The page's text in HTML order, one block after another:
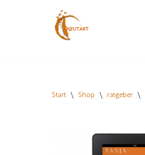
Start \ Shop \ ratgeber \